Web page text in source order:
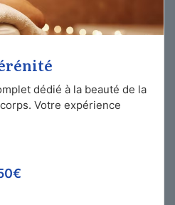
dédié à la beauté de la
Votre expérience